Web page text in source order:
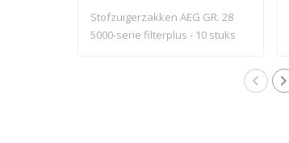
Stofzuigerzakken AEG GR. 28
5000-serie filterplus - 10 stuks